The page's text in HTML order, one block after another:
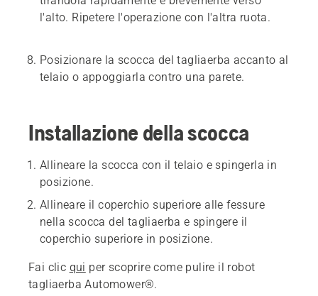
l'alto. Ripetere l'operazione con l'altra ruota.
Posizionare la scocca del tagliaerba accanto al
telaio o appoggiarla contro una parete.
Installazione della scocca
Allineare la scocca con il telaio e spingerla in
posizione.
Allineare il coperchio superiore alle fessure
nella scocca del tagliaerba e spingere il
coperchio superiore in posizione.
Fai clic qui per scoprire come pulire il robot
tagliaerba Automower®.